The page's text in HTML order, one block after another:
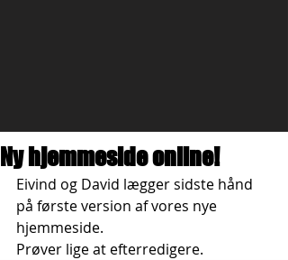
Ny hjemmeside online!
Eivind og David lægger sidste hånd
på første version af vores nye
hjemmeside.
Prøver lige at efterredigere.